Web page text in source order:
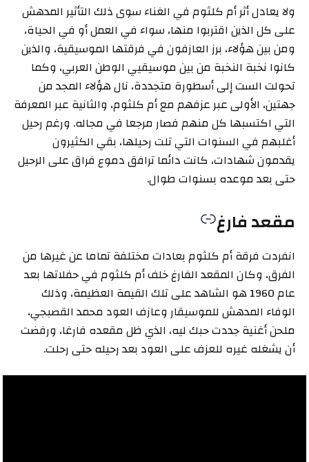
ولا يعادل أثر أم كلثوم في الغناء سوى ذلك التأثير المدهش
على كل الذين اقتربوا منها، سواء في العمل أو في الحياة،
ومن بين هؤلاء، برز العازفون في فرقتها الموسيقية، والذين
كانوا نخبة النخبة من بين موسيقيي الوطن العربي، وكما
تحولت الست إلى أسطورة متجددة، نال هؤلاء المجد من
جهتين، الأولى عبر عزفهم مع أم كلثوم، والثانية عبر المعرفة
التي اكتسبها كل منهم فصار مرجعا في مجاله. ورغم رحيل
أغلبهم في السنوات التي تلت رحيلها، بقي الكثيرون
يقدمون شهادات، كانت دائما ترافق دموع فراق على الرحيل
حتى بعد موعده بسنوات طوال.
مقعد فارغ
انفردت فرقة أم كلثوم بعادات مختلفة تماما عن غيرها من
الفرق، وكان المقعد الفارغ خلف أم كلثوم في حفلاتها بعد
عام 1960 هو الشاهد على تلك القيمة العظيمة، وذلك
الوفاء المدهش للموسيقار وعازف العود محمد القصبجي،
ملحن أغنية جددت حبك ليه، الذي ظل مقعده فارغا، ورفضت
أن يشغله غيره للعزف على العود بعد رحيله حتى رحلت.